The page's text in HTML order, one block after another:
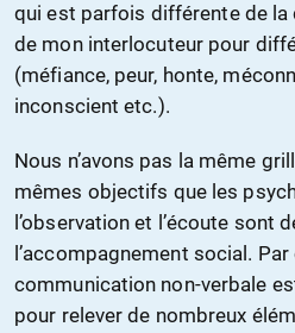
qui est parfois différente de la
de mon interlocuteur pour
(méfiance, peur, honte,
inconscient etc.).
Nous n’avons pas la même
mêmes objectifs que les
l’observation et l’écoute sont
l’accompagnement social.
communication non-verbale
pour relever de nombreux